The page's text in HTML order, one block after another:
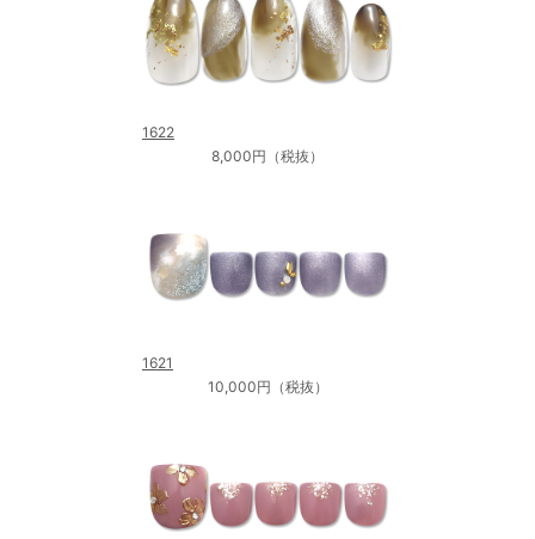
1622
8,000円（税抜）
1621
10,000円（税抜）